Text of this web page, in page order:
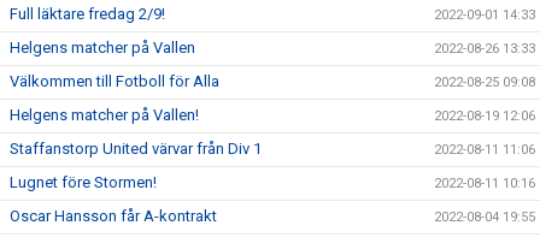
Full läktare fredag 2/9! 2022-09-01 14:33
Helgens matcher på Vallen 2022-08-26 13:33
Välkommen till Fotboll för Alla 2022-08-25 09:08
Helgens matcher på Vallen! 2022-08-19 12:06
Staffanstorp United värvar från Div 1 2022-08-11 11:06
Lugnet före Stormen! 2022-08-11 10:16
Oscar Hansson får A-kontrakt 2022-08-04 19:55